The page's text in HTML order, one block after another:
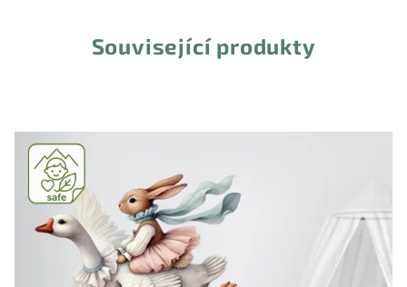
Související produkty